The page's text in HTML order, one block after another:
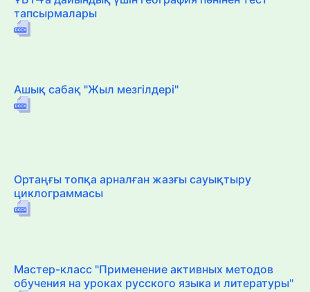
тапсырмалары
Ашық сабақ "Жыл мезгілдері"
Ортаңғы топқа арналған жазғы сауықтыру
циклограммасы
Мастер-класс "Применение активных методов
обучения на уроках русского языка и литературы"